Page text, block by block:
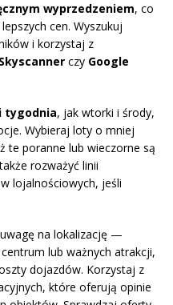
wyprzedzeniem, co
cen. Wyszukuj
i korzystaj z
Skyscanner czy Google
tygodnia, jak wtorki i środy,
Wybieraj loty o mniej
te poranne lub wieczorne są
rozważyć linii
lojalnościowych, jeśli
na lokalizację —
lub ważnych atrakcji,
dojazdów. Korzystaj z
które oferują opinie